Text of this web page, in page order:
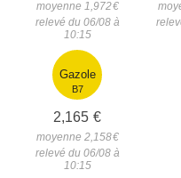
moyenne 1,972€
relevé du 06/08 à
10:15
Gazole
B7
2,165 €
moyenne 2,158€
relevé du 06/08 à
10:15